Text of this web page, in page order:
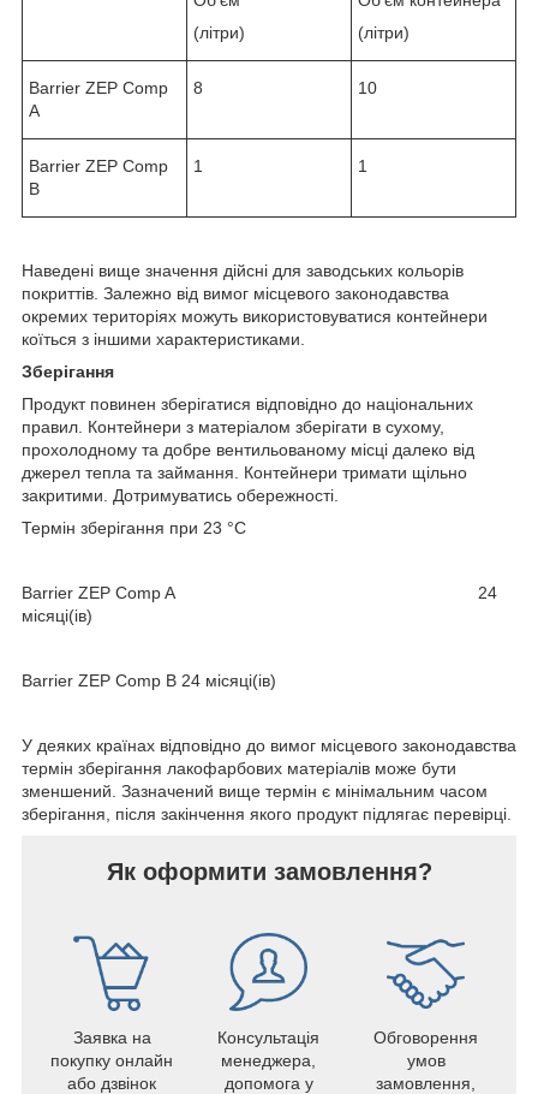
(літри)
(літри)
Barrier ZEP Comp
A
8 10
Barrier ZEP Comp
B
1 1
Наведені вище значення дійсні для заводських кольорів
покриттів. Залежно від вимог місцевого законодавства
окремих територіях можуть використовуватися контейнери
коїться з іншими характеристиками.
Зберігання
Продукт повинен зберігатися відповідно до національних
правил. Контейнери з матеріалом зберігати в сухому,
прохолодному та добре вентильованому місці далеко від
джерел тепла та займання. Контейнери тримати щільно
закритими. Дотримуватись обережності.
Термін зберігання при 23 °C
Barrier ZEP Comp A 24
місяці(ів)
Barrier ZEP Comp B 24 місяці(ів)
У деяких країнах відповідно до вимог місцевого законодавства
термін зберігання лакофарбових матеріалів може бути
зменшений. Зазначений вище термін є мінімальним часом
зберігання, після закінчення якого продукт підлягає перевірці.
Як оформити замовлення?
Заявка на
покупку онлайн
або дзвінок
Консультація
менеджера,
допомога у
Обговорення
умов
замовлення,